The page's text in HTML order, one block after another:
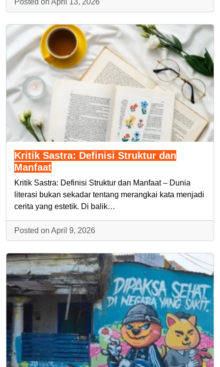
Posted on April 13, 2026
Kritik Sastra: Definisi Struktur dan
Manfaat
Kritik Sastra: Definisi Struktur dan Manfaat – Dunia
literasi bukan sekadar tentang merangkai kata menjadi
cerita yang estetik. Di balik…
Posted on April 9, 2026